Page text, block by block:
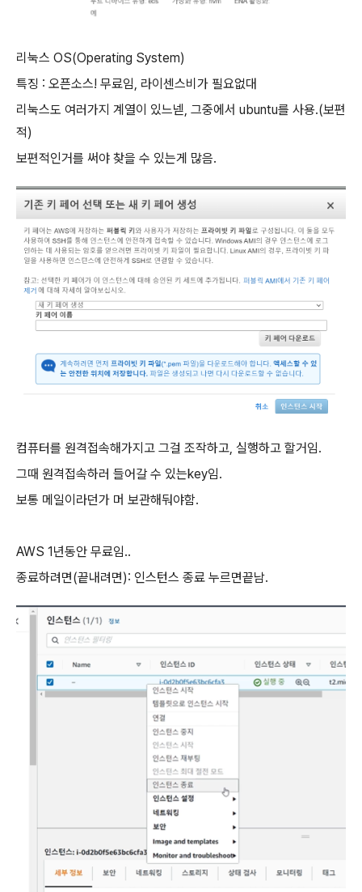
리눅스 OS(Operating System)
특징 : 오픈소스! 무료임, 라이센스비가 필요없대
리눅스도 여러가지 계열이 있느넫, 그중에서 ubuntu를 사용.(보편
적)
보편적인거를 써야 찾을 수 있는게 많음.
컴퓨터를 원격접속해가지고 그걸 조작하고, 실행하고 할거임.
그때 원격접속하러 들어갈 수 있는key임.
보통 메일이라던가 머 보관해둬야함.
AWS 1년동안 무료임..
종료하려면(끝내려면): 인스턴스 종료 누르면끝남.